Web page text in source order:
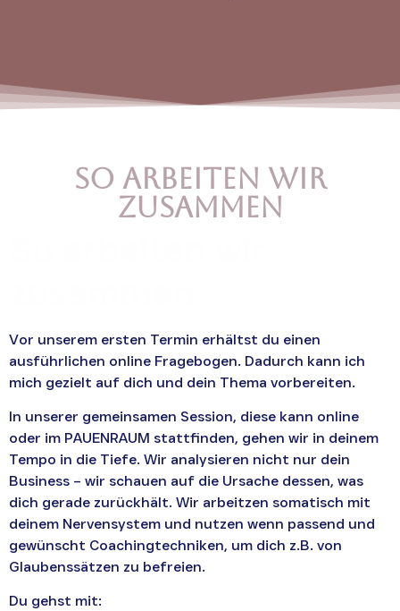
So arbeiten wir
zusammen
Vor unserem ersten Termin erhältst du einen
ausführlichen online Fragebogen. Dadurch kann ich
mich gezielt auf dich und dein Thema vorbereiten.
In unserer gemeinsamen Session, diese kann online
oder im PAUENRAUM stattfinden, gehen wir in deinem
Tempo in die Tiefe. Wir analysieren nicht nur dein
Business – wir schauen auf die Ursache dessen, was
dich gerade zurückhält. Wir arbeitzen somatisch mit
deinem Nervensystem und nutzen wenn passend und
gewünscht Coachingtechniken, um dich z.B. von
Glaubenssätzen zu befreien.
Du gehst mit: